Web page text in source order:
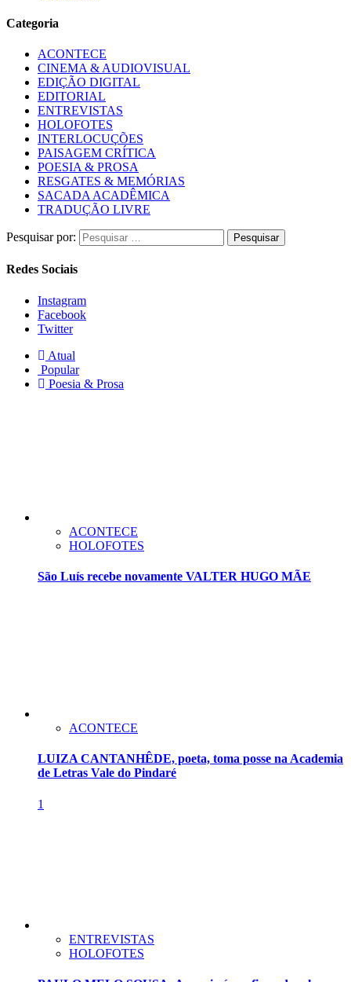
Categoria
ACONTECE
CINEMA & AUDIOVISUAL
EDIÇÃO DIGITAL
EDITORIAL
ENTREVISTAS
HOLOFOTES
INTERLOCUÇÕES
PAISAGEM CRÍTICA
POESIA & PROSA
RESGATES & MEMÓRIAS
SACADA ACADÊMICA
TRADUÇÃO LIVRE
Pesquisar por:
Redes Sociais
Instagram
Facebook
Twitter
Atual
Popular
Poesia & Prosa
ACONTECE
HOLOFOTES
São Luís recebe novamente VALTER HUGO MÃE
ACONTECE
LUIZA CANTANHÊDE, poeta, toma posse na Academia
de Letras Vale do Pindaré
1
ENTREVISTAS
HOLOFOTES